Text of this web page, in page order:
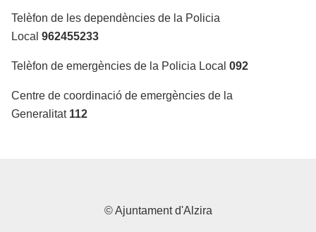
Telèfon de les dependències de la Policia
Local962455233
Telèfon de emergències de la Policia Local092
Centre de coordinació de emergències de la
Generalitat 112
© Ajuntament d'Alzira